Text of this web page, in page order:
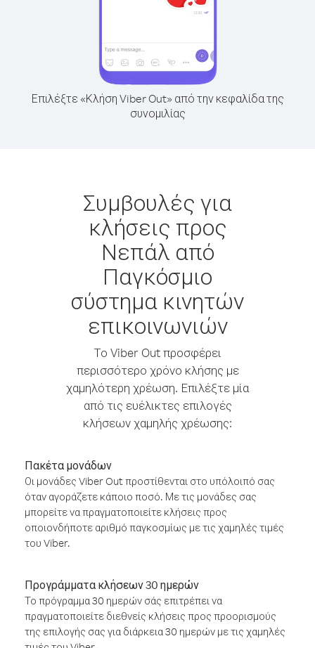
Επιλέξτε «Κλήση Viber Out» από την κεφαλίδα της
συνομιλίας
Συμβουλές για
κλήσεις προς
Νεπάλ από
Παγκόσμιο
σύστημα κινητών
επικοινωνιών
Το Viber Out προσφέρει
περισσότερο χρόνο κλήσης με
χαμηλότερη χρέωση. Επιλέξτε μία
από τις ευέλικτες επιλογές
κλήσεων χαμηλής χρέωσης:
Πακέτα μονάδων
Οι μονάδες Viber Out προστίθενται στο υπόλοιπό σας
όταν αγοράζετε κάποιο ποσό. Με τις μονάδες σας
μπορείτε να πραγματοποιείτε κλήσεις προς
οποιονδήποτε αριθμό παγκοσμίως με τις χαμηλές τιμές
του Viber.
Προγράμματα κλήσεων 30 ημερών
Το πρόγραμμα 30 ημερών σάς επιτρέπει να
πραγματοποιείτε διεθνείς κλήσεις προς προορισμούς
της επιλογής σας για διάρκεια 30 ημερών με τις χαμηλές